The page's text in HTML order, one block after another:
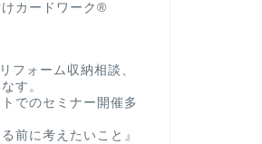
けカードワーク®
フォーム収納相談、
す。
でのセミナー開催多
前に考えたいこと』